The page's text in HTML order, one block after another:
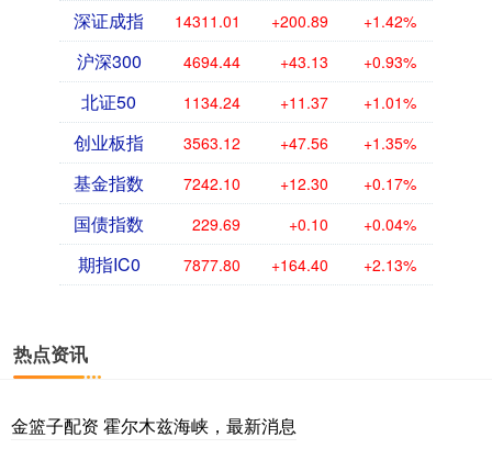
深证成指 14311.01 +200.89 +1.42%
沪深300 4694.44 +43.13 +0.93%
北证50 1134.24 +11.37 +1.01%
创业板指 3563.12 +47.56 +1.35%
基金指数 7242.10 +12.30 +0.17%
国债指数 229.69 +0.10 +0.04%
期指IC0 7877.80 +164.40 +2.13%
热点资讯
金篮子配资 霍尔木兹海峡，最新消息